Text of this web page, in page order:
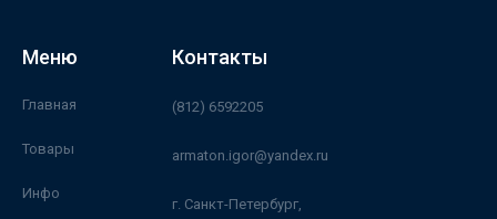
Меню
Главная
Товары
Инфо
Контакты
(812) 6592205
armaton.igor@yandex.ru
г. Санкт-Петербург,